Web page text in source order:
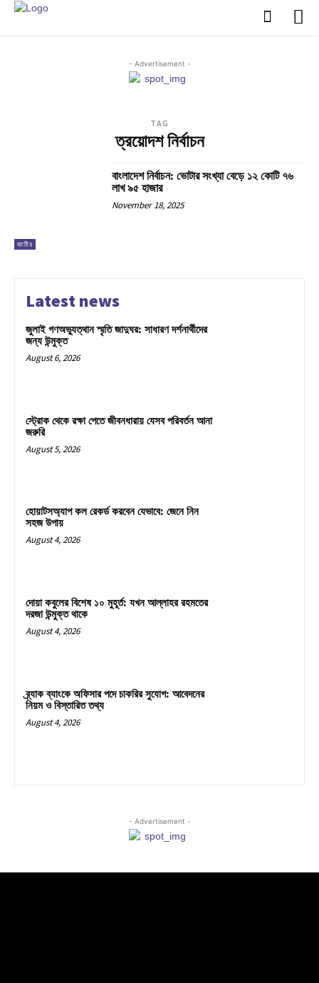
- Advertisement -
TAG
ত্রয়োদশ নির্বাচন
জাতীয়
বাংলাদেশ নির্বাচন: ভোটার সংখ্যা বেড়ে ১২ কোটি ৭৬
লাখ ৯৫ হাজার
November 18, 2025
Latest news
জুলাই গণঅভ্যুত্থান স্মৃতি জাদুঘর: সাধারণ দর্শনার্থীদের
জন্য উন্মুক্ত
August 6, 2026
স্ট্রোক থেকে রক্ষা পেতে জীবনধারায় যেসব পরিবর্তন আনা
জরুরি
August 5, 2026
হোয়াটসঅ্যাপ কল রেকর্ড করবেন যেভাবে: জেনে নিন
সহজ উপায়
August 4, 2026
দোয়া কবুলের বিশেষ ১০ মুহূর্ত: যখন আল্লাহর রহমতের
দরজা উন্মুক্ত থাকে
August 4, 2026
ব্র্যাক ব্যাংকে অফিসার পদে চাকরির সুযোগ: আবেদনের
নিয়ম ও বিস্তারিত তথ্য
August 4, 2026
- Advertisement -